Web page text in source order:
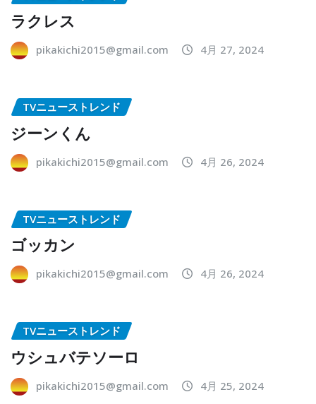
ラクレス
pikakichi2015@gmail.com 4月 27, 2024
TVニューストレンド
ジーンくん
pikakichi2015@gmail.com 4月 26, 2024
TVニューストレンド
ゴッカン
pikakichi2015@gmail.com 4月 26, 2024
TVニューストレンド
ウシュバテソーロ
pikakichi2015@gmail.com 4月 25, 2024